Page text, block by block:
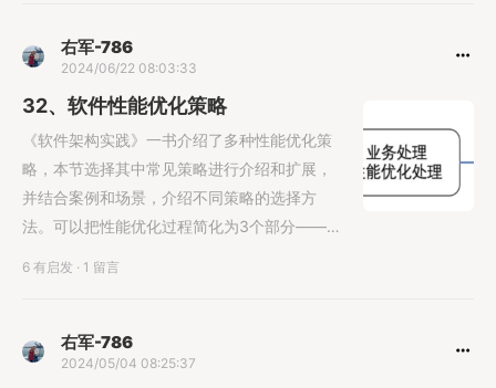
右军-786
2024/06/22 08:03:33
32、软件性能优化策略
《软件架构实践》一书介绍了多种性能优化策
略，本节选择其中常见策略进行介绍和扩展，
并结合案例和场景，介绍不同策略的选择方
法。可以把性能优化过程简化为3个部分——
6 有启发 · 1 留言
右军-786
2024/05/04 08:25:37